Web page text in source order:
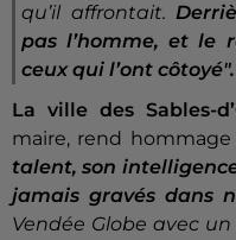
qu’il affrontait.
pas l’homme, et le
ceux qui l’ont côtoyé".
La ville des Sables-
maire, rend
talent, son
jamais gravés dans
Vendée Globe avec